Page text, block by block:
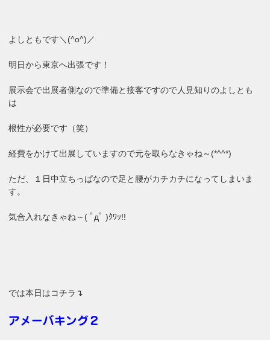
よしともです＼(^o^)／
明日から東京へ出張です！
展示会で出展者側なので準備と接客ですので人見知りのよしとも
は
根性が必要です（笑）
経費をかけて出展していますので元を取らなきゃね～(*^^*)
ただ、１日中立ちっぱなので足と腰がカチカチになってしまいま
す。
気合入れなきゃね～( ﾟдﾟ )ｸﾜｯ!!
では本日はコチラ↴
アメーバキング２